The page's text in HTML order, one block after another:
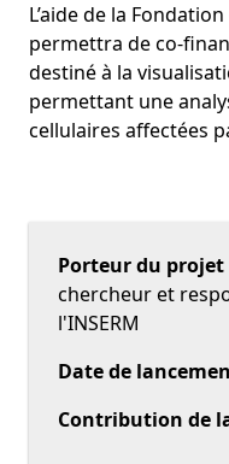
L’aide de la
permettra de co-
destiné à la
permettant une
cellulaires affectées
Porteur du projet
chercheur et
l'INSERM
Date de
Contribution de